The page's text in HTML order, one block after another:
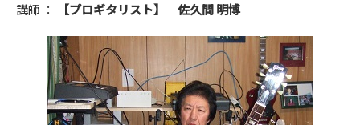
講師 ： 【プロギタリスト】 佐久間 明博